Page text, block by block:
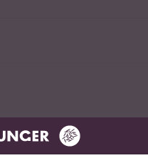
Das sagen